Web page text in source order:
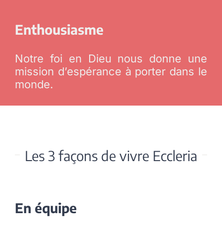
Enthousiasme
Notre foi en Dieu nous donne une
mission d’espérance à porter dans le
monde.
Les 3 façons de vivre Eccleria
En équipe